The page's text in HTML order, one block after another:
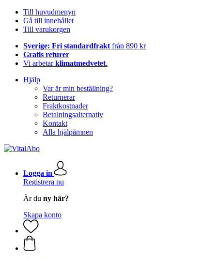
Till huvudmenyn
Gå till innehållet
Till varukorgen
Sverige: Fri standardfrakt från 890 kr
Gratis returer
Vi arbetarklimatmedvetet.
Hjälp
Var är min beställning?
Returnerar
Fraktkostnader
Betalningsalternativ
Kontakt
Alla hjälpämnen
Logga in
Registrera nu
Är du ny här?
Skapa konto